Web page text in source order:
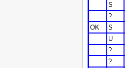
S
?
OK
S
U
?
?